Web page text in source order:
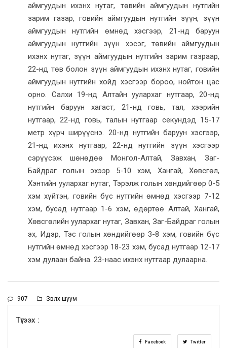
аймгуудын ихэнх нутаг, төвийн аймгуудын нутгийн
зарим газар, говийн аймгуудын нутгийн зүүн, зүүн
аймгуудын нутгийн өмнөд хэсгээр, 21-нд баруун
аймгуудын нутгийн зүүн хэсэг, төвийн аймгуудын
ихэнх нутаг, зүүн аймгуудын нутгийн зарим газраар,
22-нд төв болон зүүн аймгуудын ихэнх нутаг, говийн
аймгуудын нутгийн хойд хэсгээр бороо, нойтон цас
орно. Салхи 19-нд Алтайн уулархаг нутгаар, 20-нд
нутгийн баруун хагаст, 21-нд говь, тал, хээрийн
нутгаар, 22-нд говь, талын нутгаар секундэд 15-17
метр хүрч ширүүснэ. 20-нд нутгийн баруун хэсгээр,
21-нд ихэнх нутгаар, 22-нд нутгийн зүүн хэсгээр
сэрүүсэж шөнөдөө Монгол-Алтай, Завхан, Заг-
Байдраг голын эхээр 5-10 хэм, Хангай, Хөвсгөл,
Хэнтийн уулархаг нутаг, Тэрэлж голын хөндийгөөр 0-5
хэм хүйтэн, говийн бүс нутгийн өмнөд хэсгээр 7-12
хэм, бусад нутгаар 1-6 хэм, өдөртөө Алтай, Хангай,
Хөвсгөлийн уулархаг нутаг, Завхан, Заг-Байдраг голын
эх, Идэр, Тэс голын хөндийгөөр 3-8 хэм, говийн бүс
нутгийн өмнөд хэсгээр 18-23 хэм, бусад нутгаар 12-17
хэм дулаан байна. 23-наас ихэнх нутгаар дулаарна.
907 Зөвлөх шуум
Түгээх :
Facebook Twitter